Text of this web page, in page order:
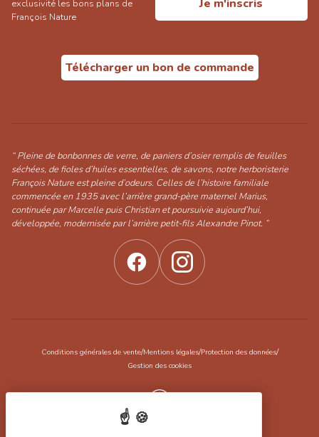
exclusivité les bons plans de
François Nature
Je m'inscris
Télécharger un bon de commande
“ Pleine de bonbonnes de verre, de paniers d’osier remplis de feuilles
séchées, de fioles d’huiles essentielles, de savons, notre herboristerie
François Nature est pleine d’odeurs. Celles de l’histoire familiale
commencée en 1935 avec l’arrière grand-père maternel Marius,
continuée par Marcelle puis Christian et poursuivie aujourd’hui,
développée, modernisée par l’arrière petit-fils Alexandre Pinot. ”
Conditions générales de vente/Mentions légales/Protection des données/
Gestion des cookies
Réalisation Koredge